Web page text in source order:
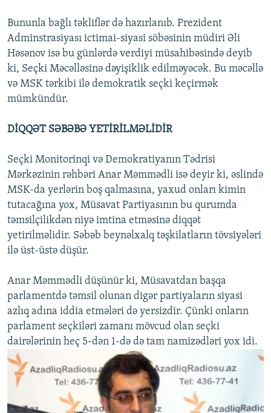
Bununla bağlı təkliflər də hazırlanıb. Prezident
Adminstrasiyası ictimai-siyasi söbəsinin müdiri Əli
Həsənov isə bu günlərdə verdiyi müsahibəsində deyib
ki, Seçki Məcəlləsinə dəyişiklik edilməyəcək. Bu məcəllə
və MSK tərkibi ilə demokratik seçki keçirmək
mümkündür.
DİQQƏT SƏBƏBƏ YETİRİLMƏLİDİR
Seçki Monitorinqi və Demokratiyanın Tədrisi
Mərkəzinin rəhbəri Anar Məmmədli isə deyir ki, əslində
MSK-da yerlərin boş qalmasına, yaxud onları kimin
tutacağına yox, Müsavat Partiyasının bu qurumda
təmsilçilikdən niyə imtina etməsinə diqqət
yetirilməlidir. Səbəb beynəlxalq təşkilatların tövsiyələri
ilə üst-üstə düşür.
Anar Məmmədli düşünür ki, Müsavatdan başqa
parlamentdə təmsil olunan digər partiyaların siyasi
azlıq adına iddia etmələri də yersizdir. Çünki onların
parlament seçkiləri zamanı mövcud olan seçki
dairələrinin heç 5-dən 1-də də tam namizədləri yox idi.